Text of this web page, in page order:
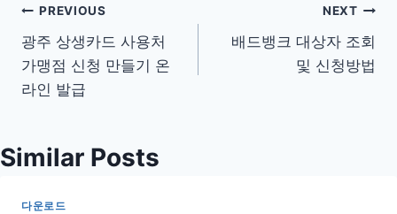
글
탐
색
PREVIOUS
광주 상생카드 사용처
가맹점 신청 만들기 온
라인 발급
NEXT
배드뱅크 대상자 조회
및 신청방법
Similar Posts
다운로드